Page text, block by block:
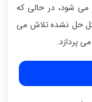
می شود، در حالی که
حل نشده تلاش می
پردازد.